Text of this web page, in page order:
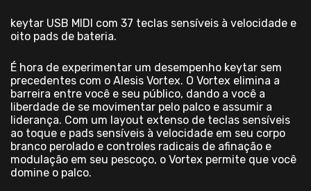
keytar USB MIDI com 37 teclas sensíveis à velocidade e
oito pads de bateria.
É hora de experimentar um desempenho keytar sem
precedentes com o Alesis Vortex. O Vortex elimina a
barreira entre você e seu público, dando a você a
liberdade de se movimentar pelo palco e assumir a
liderança. Com um layout extenso de teclas sensíveis
ao toque e pads sensíveis à velocidade em seu corpo
branco perolado e controles radicais de afinação e
modulação em seu pescoço, o Vortex permite que você
domine o palco.